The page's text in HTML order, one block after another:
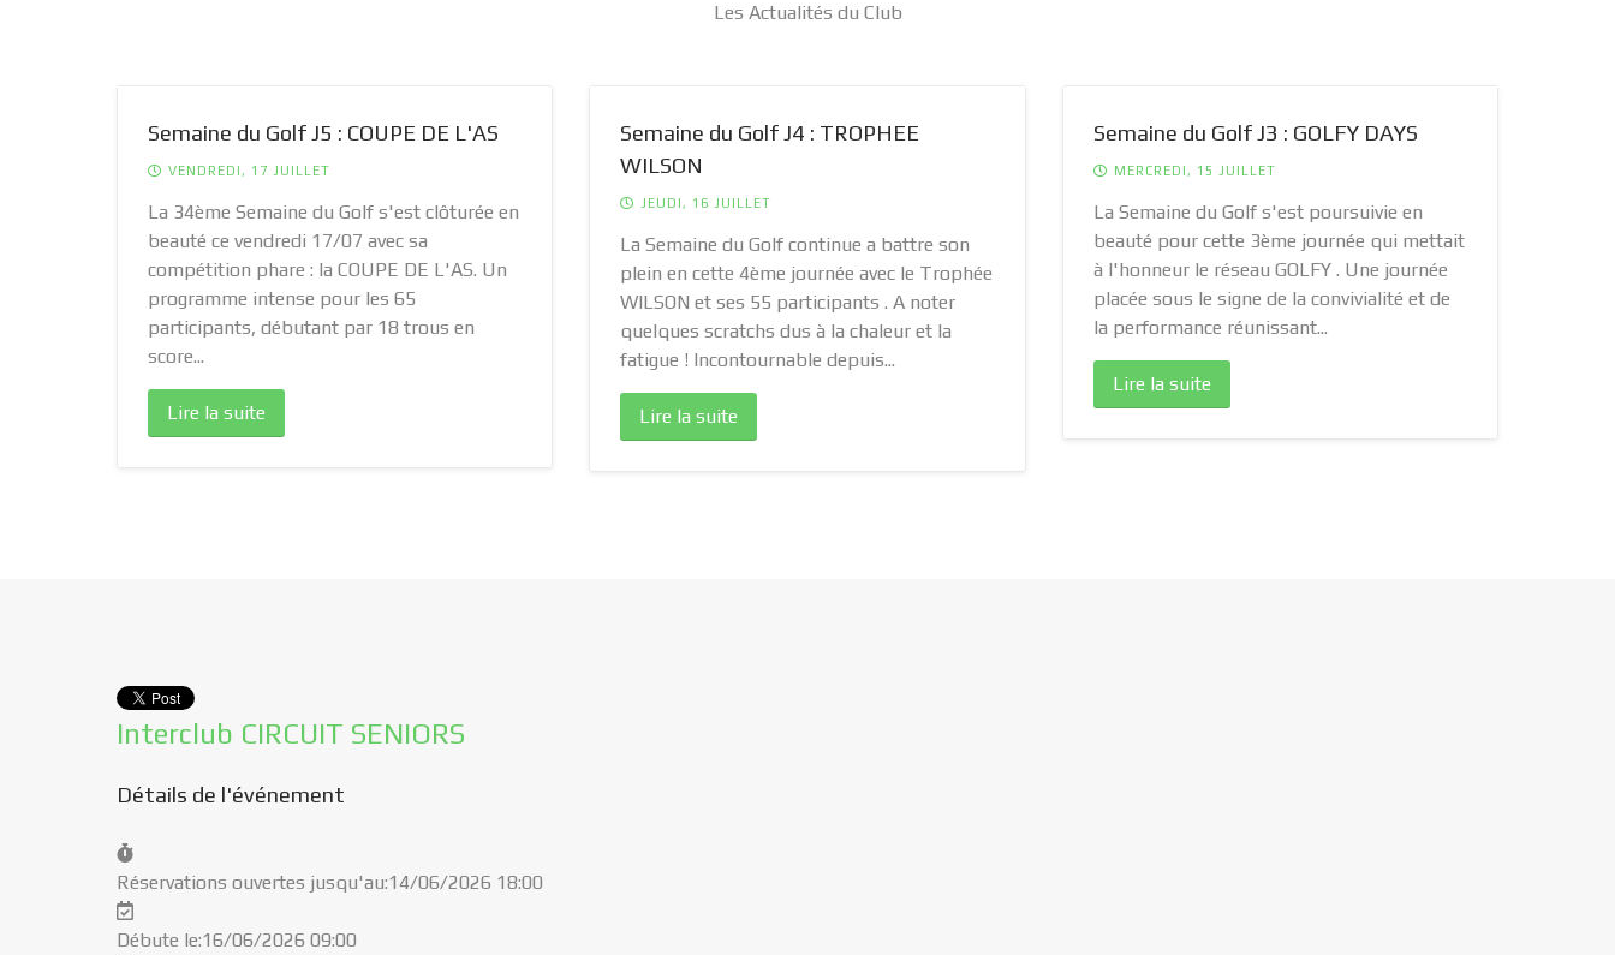
Les Actualités du Club
Semaine du Golf J5 : COUPE DE L'AS
VENDREDI, 17 JUILLET
La 34ème Semaine du Golf s'est clôturée en
beauté ce vendredi 17/07 avec sa
compétition phare : la COUPE DE L'AS. Un
programme intense pour les 65
participants, débutant par 18 trous en
score...
Lire la suite
Semaine du Golf J4 : TROPHEE
WILSON
JEUDI, 16 JUILLET
La Semaine du Golf continue a battre son
plein en cette 4ème journée avec le Trophée
WILSON et ses 55 participants . A noter
quelques scratchs dus à la chaleur et la
fatigue ! Incontournable depuis...
Lire la suite
Semaine du Golf J3 : GOLFY DAYS
MERCREDI, 15 JUILLET
La Semaine du Golf s'est poursuivie en
beauté pour cette 3ème journée qui mettait
à l'honneur le réseau GOLFY . Une journée
placée sous le signe de la convivialité et de
la performance réunissant...
Lire la suite
Interclub CIRCUIT SENIORS
Détails de l'événement
Réservations ouvertes jusqu'au:14/06/2026 18:00
Débute le:16/06/2026 09:00